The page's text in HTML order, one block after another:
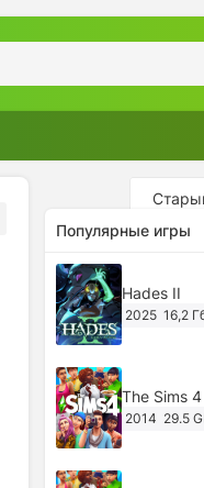
Популярные игры
Hades II
2025 16,2
The Sims 4
2014 29.5